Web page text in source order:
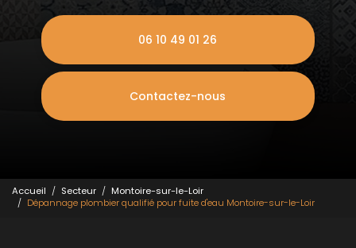
06 10 49 01 26
Contactez-nous
Accueil Secteur
Montoire-sur-le-Loir
Dépannage plombier qualifié pour fuite d'eau Montoire-sur-le-Loir